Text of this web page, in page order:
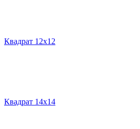
Квадрат 12х12
Квадрат 14х14